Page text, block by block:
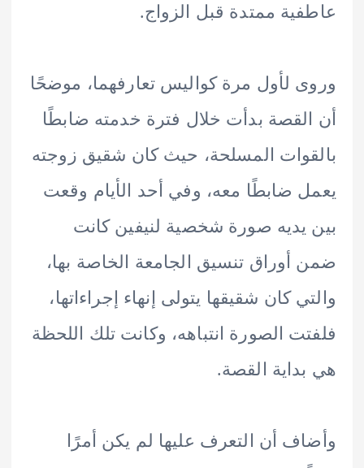
ممتدة قبل الزواج.
لأول مرة كواليس تعارفهما، موضحًا
بدأت خلال فترة خدمته ضابطًا
المسلحة، حيث كان شقيق زوجته
ضابطًا معه، وفي أحد الأيام وقعت
يديه صورة شخصية لنيفين كانت
تنسيق الجامعة الخاصة بها،
كان شقيقها يتولى إنهاء إجراءاتها،
الصورة انتباهه، وكانت تلك اللحظة
القصة.
أن التعرف عليها لم يكن أمرًا